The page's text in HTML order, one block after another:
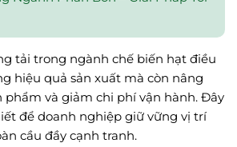
tải trong ngành chế biến hạt điều
hiệu quả sản xuất mà còn nâng
phẩm và giảm chi phí vận hành. Đây
để doanh nghiệp giữ vững vị trí
cầu đầy cạnh tranh.